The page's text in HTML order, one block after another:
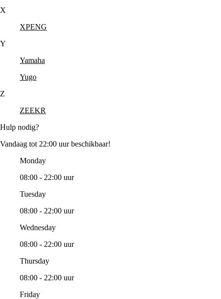
X
XPENG
Y
Yamaha
Yugo
Z
ZEEKR
Hulp nodig?
Vandaag tot 22:00 uur beschikbaar!
Monday
08:00 - 22:00 uur
Tuesday
08:00 - 22:00 uur
Wednesday
08:00 - 22:00 uur
Thursday
08:00 - 22:00 uur
Friday